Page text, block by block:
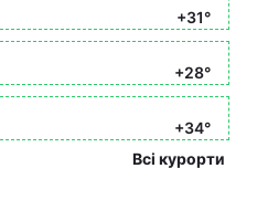
+31°
+28°
+34°
Всі курорти